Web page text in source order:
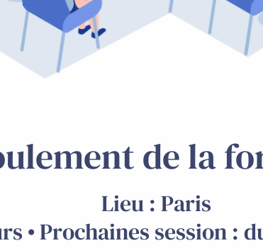
de la
Lieu : Paris
• Prochaines session :